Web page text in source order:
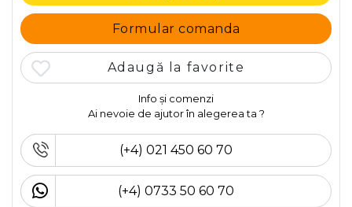
Formular comanda
Adaugă la favorite
Info și comenzi
Ai nevoie de ajutor în alegerea ta ?
(+4) 021 450 60 70
(+4) 0733 50 60 70